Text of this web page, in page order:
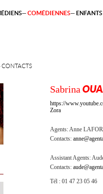
CONTACTS
COMÉDIENNES
Sabrina
https://
Zora
Agents:Anne
Contacts:
Assistant Agents:
Contacts:
Tél : 01 47 23 05 46